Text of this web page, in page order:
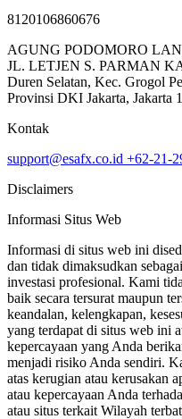
8120106860676
AGUNG PODOMORO
JL. LETJEN S. PARMAN
Duren Selatan, Kec. Grogol
Provinsi DKI Jakarta, Jakarta
Kontak
support@esafx.co.id +62-21-
Disclaimers
Informasi Situs Web
Informasi di situs web ini
dan tidak dimaksudkan
investasi profesional. Kami
baik secara tersurat maupun
keandalan, kelengkapan,
yang terdapat di situs web ini
kepercayaan yang Anda
menjadi risiko Anda sendiri.
atas kerugian atau kerusakan
atau kepercayaan Anda
atau situs terkait Wilayah